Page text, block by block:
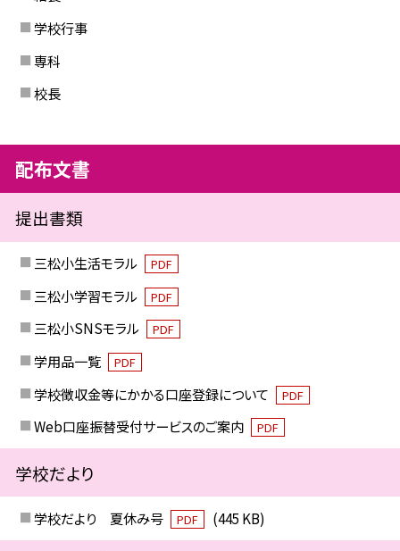
学校行事
専科
校長
配布文書
提出書類
三松小生活モラル PDF
三松小学習モラル PDF
三松小SNSモラル PDF
学用品一覧 PDF
学校徴収金等にかかる口座登録について PDF
Web口座振替受付サービスのご案内 PDF
学校だより
学校だより 夏休み号 PDF (445 KB)